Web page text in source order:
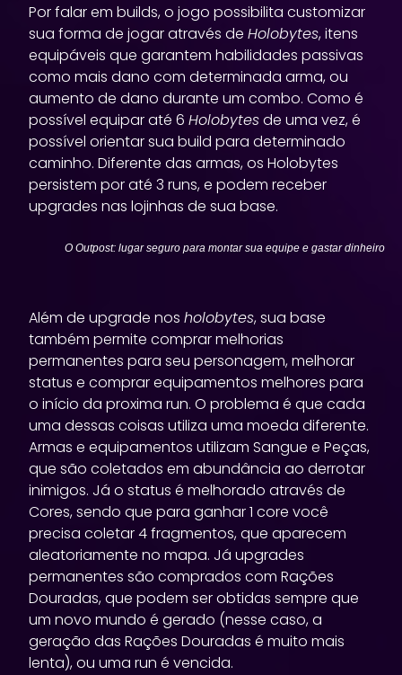
Por falar em builds, o jogo possibilita customizar
sua forma de jogar através deHolobytes, itens
equipáveis que garantem habilidades passivas
como mais dano com determinada arma, ou
aumento de dano durante um combo. Como é
possível equipar até 6Holobytesde uma vez, é
possível orientar sua build para determinado
caminho. Diferente das armas, os Holobytes
persistem por até 3 runs, e podem receber
upgrades nas lojinhas de sua base.
O Outpost: lugar seguro para montar sua equipe e gastar dinheiro
Além de upgrade nosholobytes, sua base
também permite comprar melhorias
permanentes para seu personagem, melhorar
status e comprar equipamentos melhores para
o início da proxima run. O problema é que cada
uma dessas coisas utiliza uma moeda diferente.
Armas e equipamentos utilizam Sangue e Peças,
que são coletados em abundância ao derrotar
inimigos. Já o status é melhorado através de
Cores, sendo que para ganhar 1 core você
precisa coletar 4 fragmentos, que aparecem
aleatoriamente no mapa. Já upgrades
permanentes são comprados com Rações
Douradas, que podem ser obtidas sempre que
um novo mundo é gerado (nesse caso, a
geração das Rações Douradas é muito mais
lenta), ou uma run é vencida.